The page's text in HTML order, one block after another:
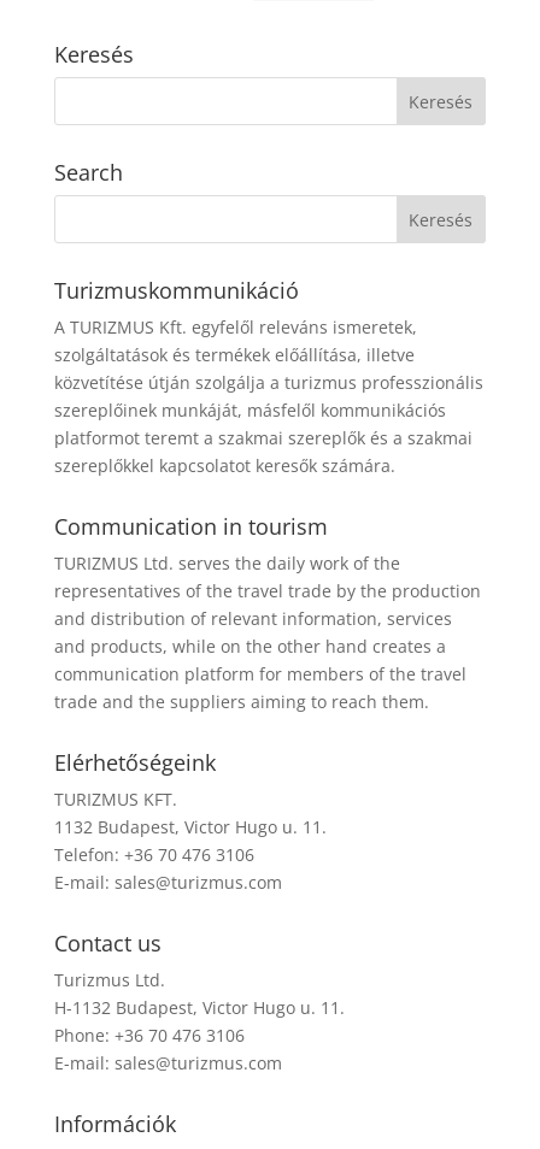
Keresés
Search
Turizmuskommunikáció
A TURIZMUS Kft. egyfelől releváns ismeretek,
szolgáltatások és termékek előállítása, illetve
közvetítése útján szolgálja a turizmus professzionális
szereplőinek munkáját, másfelől kommunikációs
platformot teremt a szakmai szereplők és a szakmai
szereplőkkel kapcsolatot keresők számára.
Communication in tourism
TURIZMUS Ltd. serves the daily work of the
representatives of the travel trade by the production
and distribution of relevant information, services
and products, while on the other hand creates a
communication platform for members of the travel
trade and the suppliers aiming to reach them.
Elérhetőségeink
TURIZMUS KFT.
1132 Budapest, Victor Hugo u. 11.
Telefon: +36 70 476 3106
E-mail: sales@turizmus.com
Contact us
Turizmus Ltd.
H-1132 Budapest, Victor Hugo u. 11.
Phone: +36 70 476 3106
E-mail: sales@turizmus.com
Információk